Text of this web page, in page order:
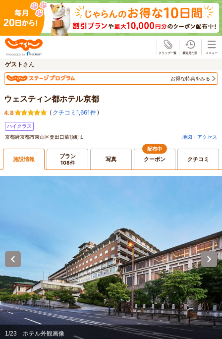
ゲスト さん
お得な特典をみる
ウェスティン都ホテル京都
4.8 ( クチコミ1,661件)
ハイクラス
京都府京都市東山区粟田口華頂町１
地図・アクセス
施設情報 プラン
108件 写真
配布中
クーポン クチコミ
1/23 ホテル外観画像